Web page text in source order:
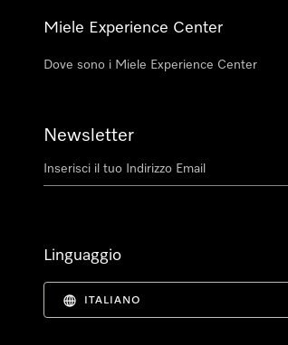
Miele Experience Center
Dove sono i Miele Experience Center
Newsletter
Linguaggio
ITALIANO